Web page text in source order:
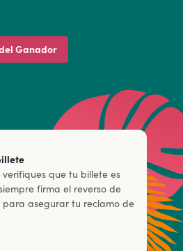
Ganador
verifiques que tu billete es
firma el reverso de
para asegurar tu reclamo de